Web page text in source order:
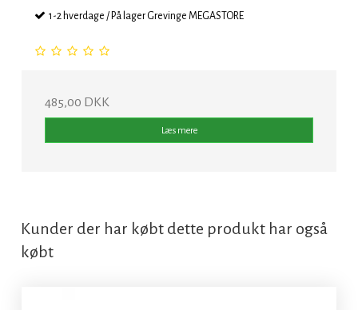
1-2 hverdage / På lager Grevinge MEGASTORE
485,00 DKK
Læs mere
Kunder der har købt dette produkt har også
købt